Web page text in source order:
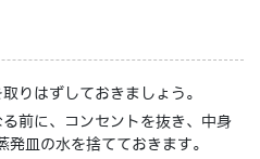
りはずしておきましょう。
前に、コンセントを抜き、中身
発皿の水を捨てておきます。